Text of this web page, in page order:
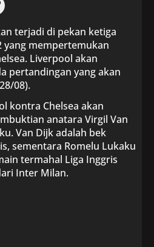
terjadi di pekan ketiga
yang mempertemukan
Liverpool akan
pertandingan yang akan
08).
kontra Chelsea akan
anatara Virgil Van
Van Dijk adalah bek
sementara Romelu Lukaku
termahal Liga Inggris
Inter Milan.